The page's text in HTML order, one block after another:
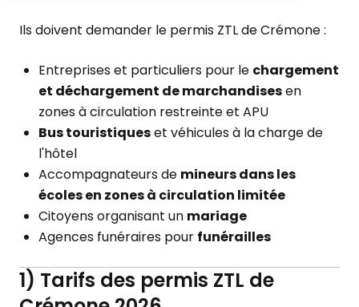
Ils doivent demander le permis ZTL de Crémone :
Entreprises et particuliers pour le chargement
et déchargement de marchandisesen
zones à circulation restreinte et APU
Bus touristiqueset véhicules à la charge de
l'hôtel
Accompagnateurs de mineurs dans les
écoles en zones à circulation limitée
Citoyens organisant un mariage
Agences funéraires pour funérailles
1) Tarifs des permis ZTL de